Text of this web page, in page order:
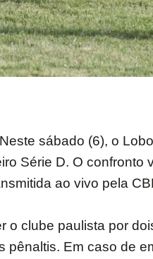
sábado (6), o
Série D. O confronto
ao vivo pela
clube paulista por
Em caso de